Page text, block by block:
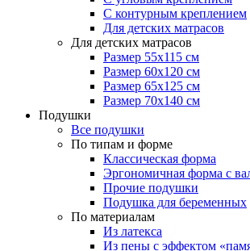
С контурным креплением
Для детских матрасов
Для детских матрасов
Размер 55x115 см
Размер 60x120 см
Размер 65x125 см
Размер 70x140 см
Подушки
Все подушки
По типам и форме
Классическая форма
Эргономичная форма с
Прочие подушки
Подушка для беременных
По материалам
Из латекса
Из пены с эффектом